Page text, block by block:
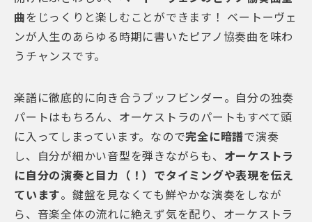
曲 をじっくりと楽しむことができます！ ベートーヴェ
ンが人生のあらゆる時期に書いたピアノ協奏曲を味わ
うチャンスです。
楽譜に徹底的に向き合うブッフビンダー。自分の独奏
パートはもちろん、オーケストラのパートもすべて頭
に入ってしまっています。なので完全に暗譜で演奏
し、自分が細かい音型を弾きながらも、 オーケストラ
に自分の演奏と目力（！）でタイミングや表現を伝え
ています。鍵盤を見なくても鮮やかな演奏をしなが
ら、音楽全体の流れに絶えず気を配り、オーケストラ